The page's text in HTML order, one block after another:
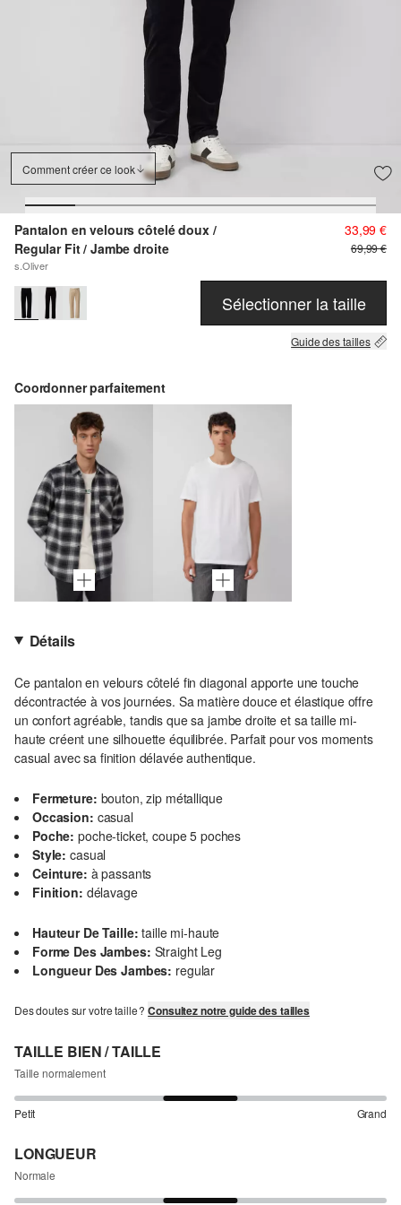
Comment créer ce look
Pantalon en velours côtelé doux /
Regular Fit / Jambe droite
s.Oliver
33,99 €
69,99 €
Sélectionner la taille
Guide des tailles
Coordonner parfaitement
Détails
Ce pantalon en velours côtelé fin diagonal apporte une touche
décontractée à vos journées. Sa matière douce et élastique offre
un confort agréable, tandis que sa jambe droite et sa taille mi-
haute créent une silhouette équilibrée. Parfait pour vos moments
casual avec sa finition délavée authentique.
Fermeture: bouton, zip métallique
Occasion: casual
Poche: poche-ticket, coupe 5 poches
Style: casual
Ceinture: à passants
Finition: délavage
Hauteur De Taille: taille mi-haute
Forme Des Jambes: Straight Leg
Longueur Des Jambes: regular
Des doutes sur votre taille ?Consultez notre guide des tailles
TAILLE BIEN / TAILLE
Taille normalement
Petit Grand
LONGUEUR
Normale